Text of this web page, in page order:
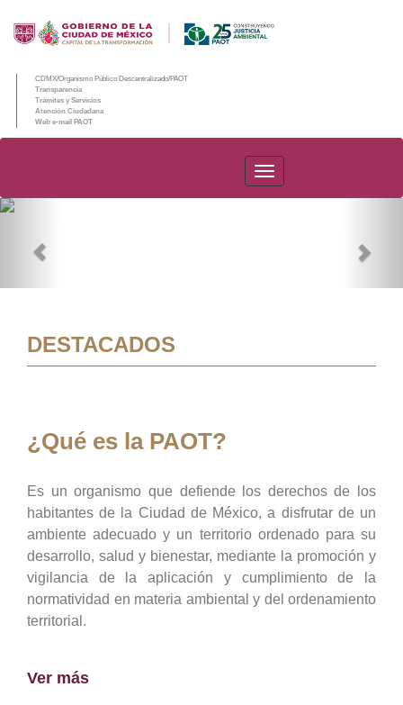
CDMX/Organismo Público Descentralizado/PAOT
Transparencia
Trámites y Servicios
Atención Ciudadana
Web e-mail PAOT
PAOT
DESTACADOS
¿Qué es la PAOT?
Es un organismo que defiende los derechos de los
habitantes de la Ciudad de México, a disfrutar de un
ambiente adecuado y un territorio ordenado para su
desarrollo, salud y bienestar, mediante la promoción y
vigilancia de la aplicación y cumplimiento de la
normatividad en materia ambiental y del ordenamiento
territorial.
Ver más